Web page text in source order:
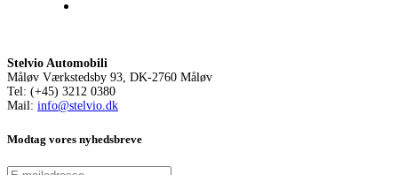
Stelvio Automobili
Måløv Værkstedsby 93, DK-2760 Måløv
Tel: (+45) 3212 0380
Mail: info@stelvio.dk
Modtag vores nyhedsbreve